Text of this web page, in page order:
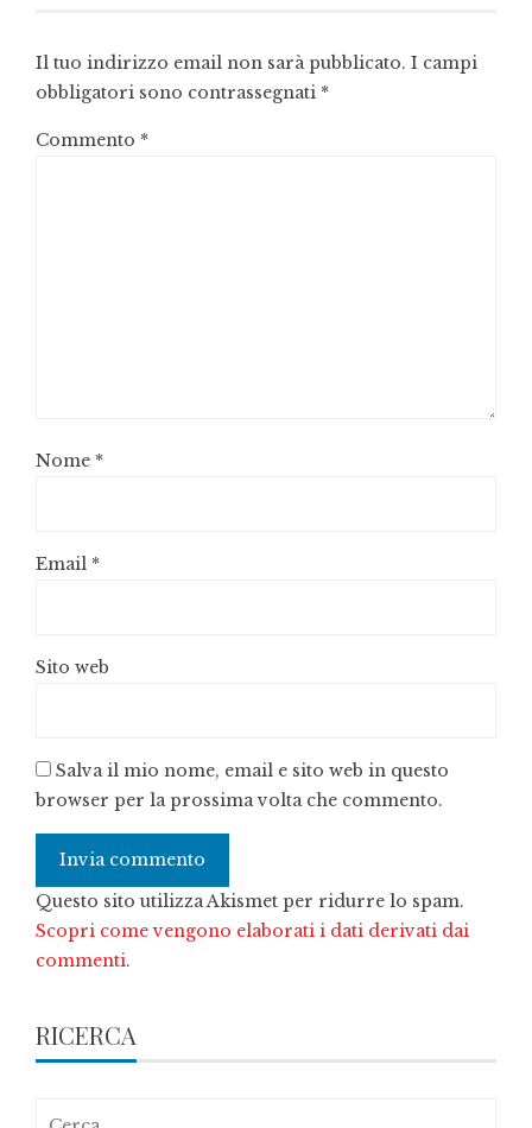
Il tuo indirizzo email non sarà pubblicato. I campi
obbligatori sono contrassegnati *
Commento *
Nome *
Email *
Sito web
Salva il mio nome, email e sito web in questo
browser per la prossima volta che commento.
Questo sito utilizza Akismet per ridurre lo spam.
Scopri come vengono elaborati i dati derivati dai
commenti.
RICERCA